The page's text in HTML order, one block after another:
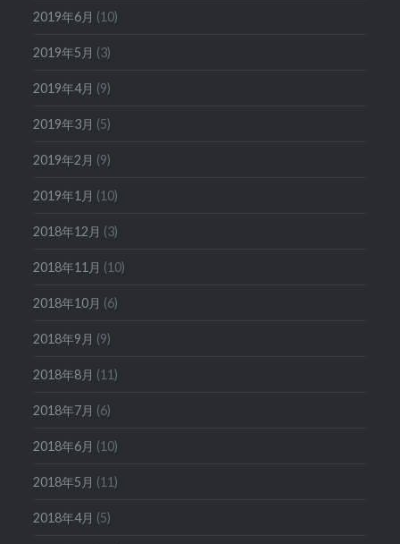
2019年6月 (10)
2019年5月 (3)
2019年4月 (9)
2019年3月 (5)
2019年2月 (9)
2019年1月 (10)
2018年12月 (3)
2018年11月 (10)
2018年10月 (6)
2018年9月 (9)
2018年8月 (11)
2018年7月 (6)
2018年6月 (10)
2018年5月 (11)
2018年4月 (5)